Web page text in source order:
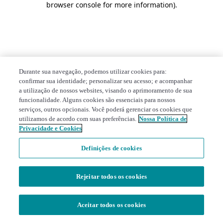
browser console for more information).
Durante sua navegação, podemos utilizar cookies para:
confirmar sua identidade; personalizar seu acesso; e acompanhar
a utilização de nossos websites, visando o aprimoramento de sua
funcionalidade. Alguns cookies são essenciais para nossos
serviços, outros opcionais. Você poderá gerenciar os cookies que
utilizamos de acordo com suas preferências. Nossa Política de
Privacidade e Cookies
Definições de cookies
Rejeitar todos os cookies
Aceitar todos os cookies